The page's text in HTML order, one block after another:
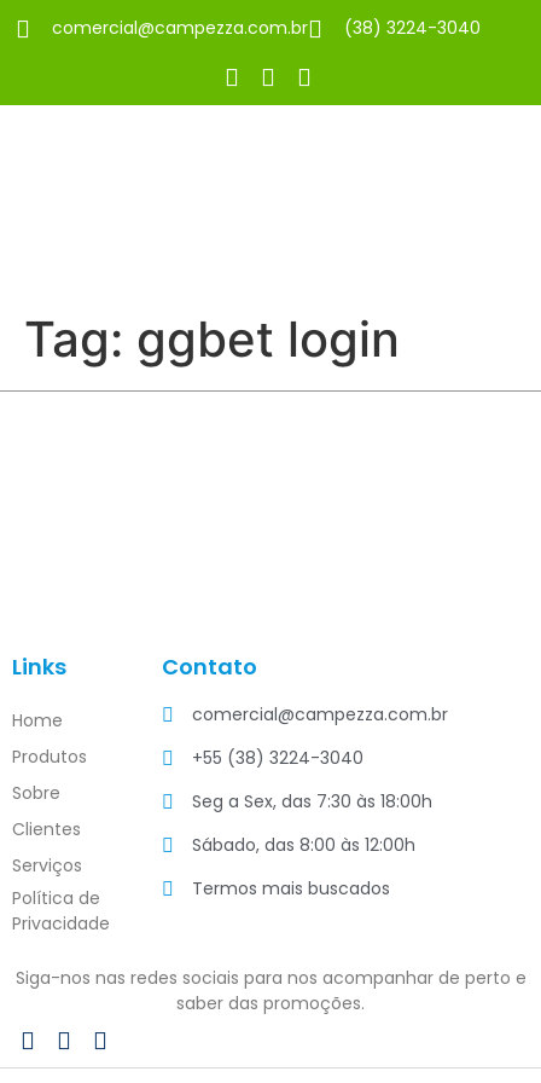
comercial@campezza.com.br (38) 3224-3040
Tag: ggbet login
Links
Home
Produtos
Sobre
Clientes
Serviços
Política de
Privacidade
Contato
comercial@campezza.com.br
+55 (38) 3224-3040
Seg a Sex, das 7:30 às 18:00h
Sábado, das 8:00 às 12:00h
Termos mais buscados
Siga-nos nas redes sociais para nos acompanhar de perto e
saber das promoções.